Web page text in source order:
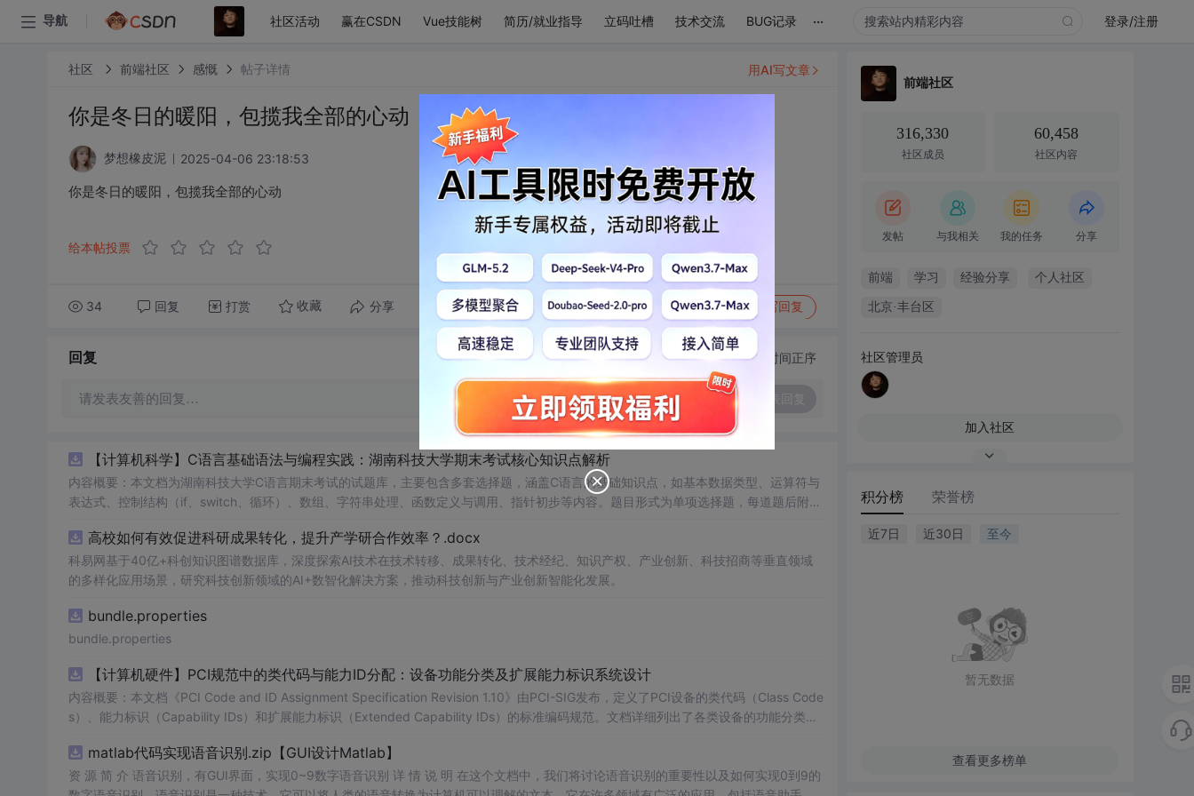
导航 社区活动 赢在CSDN Vue技能树 简历/就业指导 立码吐槽 技术交流 BUG记录 ... 登录/注册
社区 前端社区 感慨 帖子详情
你是冬日的暖阳，包揽我全部的心动
梦想橡皮泥 2025-04-06 23:18:53
你是冬日的暖阳，包揽我全部的心动
给本帖投票
34 回复 打赏 收藏 分享 转发到动态 举报 写回复
用AI写文章
回复 切换为时间正序
请发表友善的回复…
【计算机科学】C语言基础语法与编程实践：湖南科技大学期末考试核心知识点解析
内容概要：本文档为湖南科技大学C语言期末考试的试题库，主要包含多套选择题，涵盖C语言的基础知识点，如基本数据类型、运算符与
表达式、控制结构（if、switch、循环）、数组、字符串处理、函数定义与调用、指针初步等内容。题目形式为单项选择题，每道题后附有
程的学生，特别是准备期末考试或需要强化基础知识的初学者。; 使用场景及目标：①用于考前复习，检验对C语言核心概念的掌握程度；
②辅助教师出题或课堂教学练习；③通过反复练习提高编程思维与代码逻辑分析能力。; 阅读建议：建议结合教材和上机实践进行练习，
重点关注易错题和涉及复杂逻辑控制的题目，理解每道题背后的程序执行流程，以达到真正掌握语言特性的目的。
高校如何有效促进科研成果转化，提升产学研合作效率？.docx
科易网基于40亿+科创知识图谱数据库，深度探索AI技术在技术转移、成果转化、技术经纪、知识产权、产业创新、科技招商等垂直领域
的多样化应用场景，研究科技创新领域的AI+数智化解决方案，推动科技创新与产业创新智能化发展。
bundle.properties
bundle.properties
【计算机硬件】PCI规范中的类代码与能力ID分配：设备功能分类及扩展能力标识系统设计
内容概要：本文档《PCI Code and ID Assignment Specification Revision 1.10》由PCI-SIG发布，定义了PCI设备的类代码（Class Code
s）、能力标识（Capability IDs）和扩展能力标识（Extended Capability IDs）的标准编码规范。文档详细列出了各类设备的功能分类，
matlab代码实现语音识别.zip【GUI设计Matlab】
资 源 简 介 语音识别，有GUI界面，实现0~9数字语音识别 详 情 说 明 在这个文档中，我们将讨论语音识别的重要性以及如何实现0到9的
前端社区
316,330
社区成员
60,458
社区内容
发帖 与我相关 我的任务 分享
前端 学习 经验分享 个人社区
北京·丰台区
社区管理员
加入社区
积分榜 荣誉榜
近7日 近30日 至今
暂无数据
查看更多榜单